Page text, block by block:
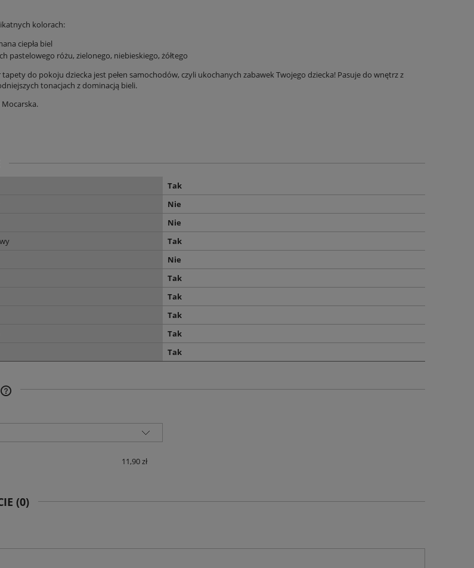
kolorach:
ciepła biel
pastelowego różu, zielonego, niebieskiego, żółtego
do pokoju dziecka jest pełen samochodów, czyli ukochanych zabawek Twojego dziecka! Pasuje do wnętrz z
tonacjach z dominacją bieli.
Mocarska.
Tak
Nie
Nie
Tak
Nie
Tak
Tak
Tak
Tak
Tak
CENA NIE ZAWIERA EWENTUALNYCH
11,90 zł
(0)